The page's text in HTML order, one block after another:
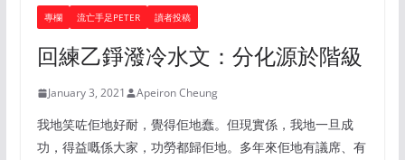
專欄 流亡手足PETER 讀者投稿
回練乙錚潑冷水文：分化源於階級
January 3, 2021 Apeiron Cheung
我地笑咗佢地好耐，覺得佢地蠢。但現實係，我地一旦成
功，得益嘅係大家，功勞都歸佢地。多年來佢地有議席、有